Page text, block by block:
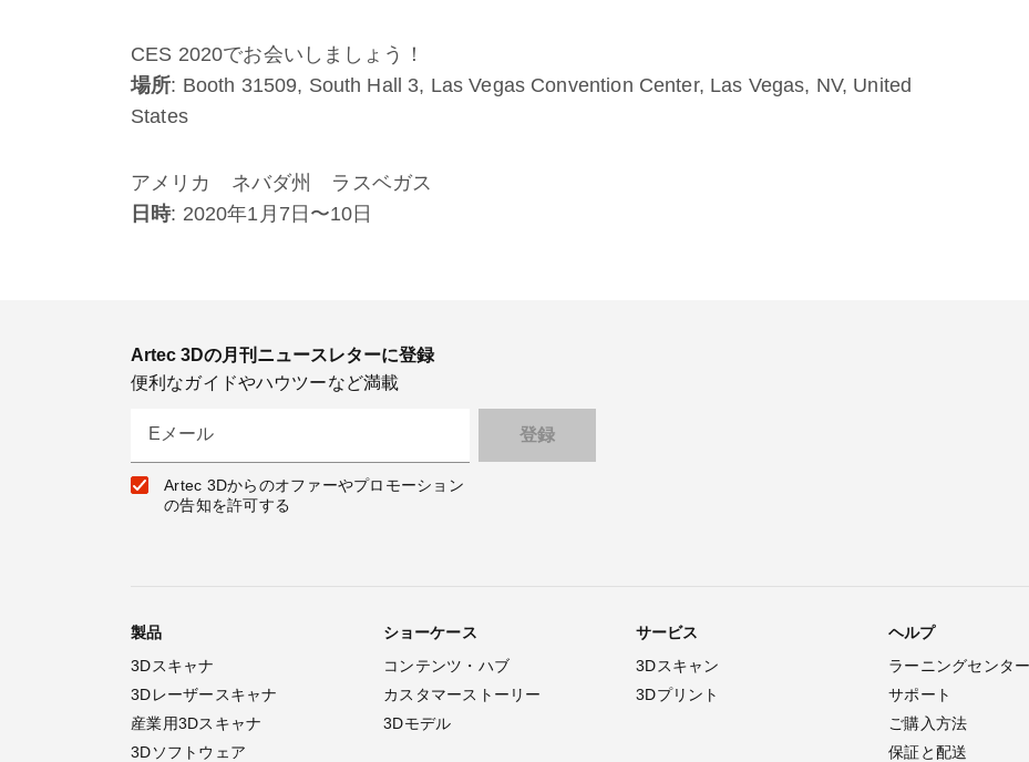
CES 2020でお会いしましょう！
場所: Booth 31509, South Hall 3, Las Vegas Convention Center, Las Vegas, NV, United
States
アメリカ ネバダ州 ラスベガス
日時: 2020年1月7日〜10日
Artec 3Dの月刊ニュースレターに登録
便利なガイドやハウツーなど満載
Eメール
Artec 3Dからのオファーやプロモーション
の告知を許可する
製品
3Dスキャナ
3Dレーザースキャナ
産業用3Dスキャナ
3Dソフトウェア
ショーケース
コンテンツ・ハブ
カスタマーストーリー
3Dモデル
サービス
3Dスキャン
3Dプリント
ヘルプ
ラーニングセンター
サポート
ご購入方法
保証と配送